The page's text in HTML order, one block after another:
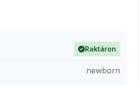
Raktáron
newborn